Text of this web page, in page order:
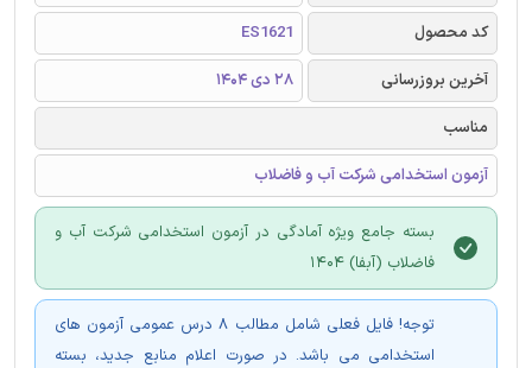
کد محصول
ES1621
آخرین بروزرسانی
28 دی 1404
مناسب
آزمون استخدامی شرکت آب و فاضلاب
بسته جامع ویژه آمادگی در آزمون استخدامی شرکت آب و
فاضلاب (آبفا) 1404
توجه! فایل فعلی شامل مطالب 8 درس عمومی آزمون های
استخدامی می باشد. در صورت اعلام منابع جدید، بسته